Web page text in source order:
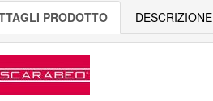
PRODOTTO DESCRIZIONE